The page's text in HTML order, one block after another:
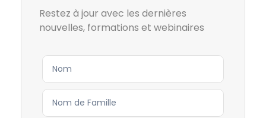
Restez à jour avec les dernières
nouvelles, formations et webinaires